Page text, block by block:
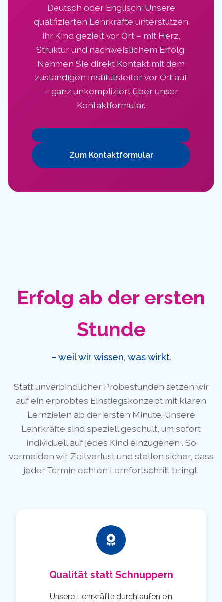
Deutsch oder Englisch: Unsere
qualifizierten Lehrkräfte unterstützen
ihr Kind gezielt vor Ort – mit Herz,
Struktur und nachweislichem Erfolg.
Nehmen Sie direkt Kontakt mit dem
zuständigen Institutsleiter vor Ort auf
– ganz unkompliziert über unser
Kontaktformular.
Zum Kontaktformular
Erfolg ab der ersten
Stunde
– weil wir wissen, was wirkt.
Statt unverbindlicher Probestunden setzen wir
auf ein erprobtes Einstiegskonzept mit klaren
Lernzielen ab der ersten Minute. Unsere
Lehrkräfte sind speziell geschult, um sofort
individuell auf jedes Kind einzugehen . So
vermeiden wir Zeitverlust und stellen sicher, dass
jeder Termin echten Lernfortschritt bringt.
Qualität statt Schnuppern
Unsere Lehrkräfte durchlaufen ein